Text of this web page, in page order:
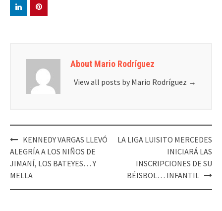
About Mario Rodríguez
View all posts by Mario Rodríguez →
Post
navigation
KENNEDY VARGAS LLEVÓ
ALEGRÍA A LOS NIÑOS DE
JIMANÍ, LOS BATEYES… Y
MELLA
LA LIGA LUISITO MERCEDES
INICIARÁ LAS
INSCRIPCIONES DE SU
BÉISBOL… INFANTIL